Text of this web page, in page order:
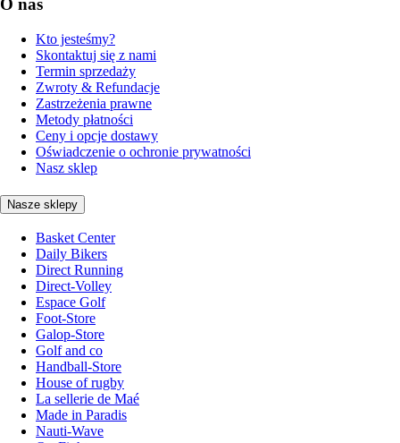
O nas
Kto jesteśmy?
Skontaktuj się z nami
Termin sprzedaży
Zwroty & Refundacje
Zastrzeżenia prawne
Metody płatności
Ceny i opcje dostawy
Oświadczenie o ochronie prywatności
Nasz sklep
Nasze sklepy
Basket Center
Daily Bikers
Direct Running
Direct-Volley
Espace Golf
Foot-Store
Galop-Store
Golf and co
Handball-Store
House of rugby
La sellerie de Maé
Made in Paradis
Nauti-Wave